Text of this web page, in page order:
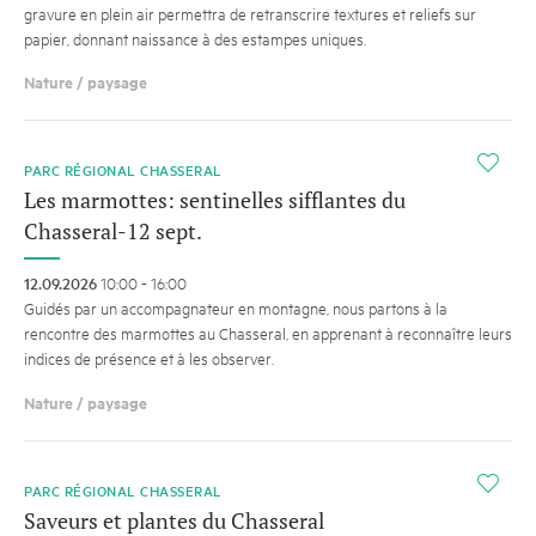
gravure en plein air permettra de retranscrire textures et reliefs sur
papier, donnant naissance à des estampes uniques.
Nature / paysage
i
PARC RÉGIONAL CHASSERAL
Les marmottes: sentinelles sifflantes du
Chasseral-12 sept.
12.09.202610:00 - 16:00
Guidés par un accompagnateur en montagne, nous partons à la
rencontre des marmottes au Chasseral, en apprenant à reconnaître leurs
indices de présence et à les observer.
Nature / paysage
i
PARC RÉGIONAL CHASSERAL
Saveurs et plantes du Chasseral